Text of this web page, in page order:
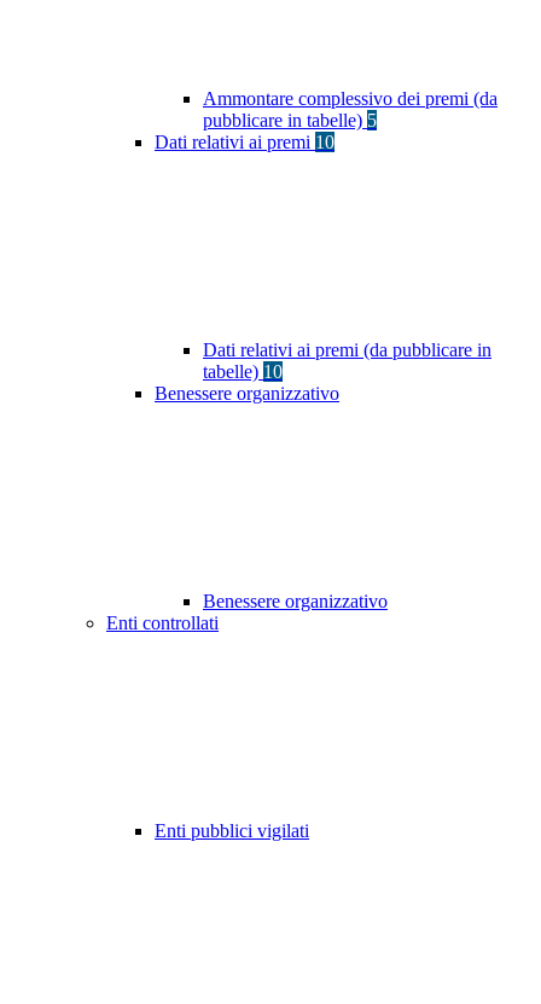
Ammontare complessivo dei premi (da
pubblicare in tabelle) 5
Dati relativi ai premi 10
Dati relativi ai premi (da pubblicare in
tabelle) 10
Benessere organizzativo
Benessere organizzativo
Enti controllati
Enti pubblici vigilati